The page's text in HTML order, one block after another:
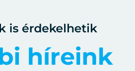
is érdekelhetik
híreink